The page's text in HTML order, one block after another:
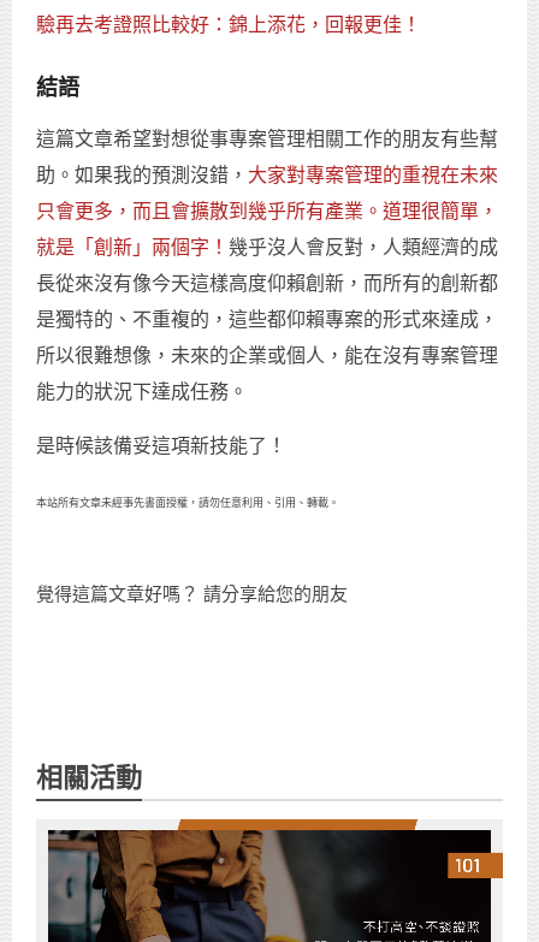
驗再去考證照比較好：錦上添花，回報更佳！
結語
這篇文章希望對想從事專案管理相關工作的朋友有些幫
助。如果我的預測沒錯， 大家對專案管理的重視在未來
只會更多，而且會擴散到幾乎所有產業。道理很簡單，
就是「創新」兩個字！ 幾乎沒人會反對，人類經濟的成
長從來沒有像今天這樣高度仰賴創新，而所有的創新都
是獨特的、不重複的，這些都仰賴專案的形式來達成，
所以很難想像，未來的企業或個人，能在沒有專案管理
能力的狀況下達成任務。
是時候該備妥這項新技能了！
本站所有文章未經事先書面授權，請勿任意利用、引用、轉載。
覺得這篇文章好嗎？ 請分享給您的朋友
相關活動